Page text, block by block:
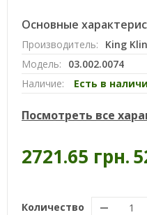
Основные
Производитель:
King
Модель:
03.002.0074
Наличие:
Есть в
Посмотреть все
2721.65 грн.
Количество